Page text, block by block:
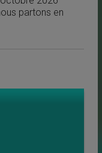
partons en